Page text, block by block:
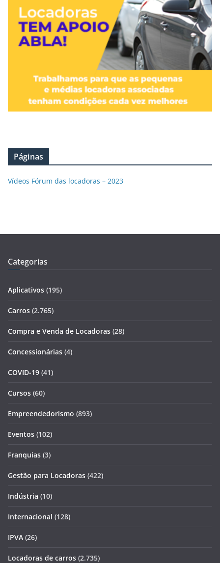
Páginas
Vídeos Fórum das locadoras – 2023
Categorias
Aplicativos (195)
Carros (2.765)
Compra e Venda de Locadoras (28)
Concessionárias (4)
COVID-19 (41)
Cursos (60)
Empreendedorismo (893)
Eventos (102)
Franquias (3)
Gestão para Locadoras (422)
Indústria (10)
Internacional (128)
IPVA (26)
Locadoras de carros (2.735)